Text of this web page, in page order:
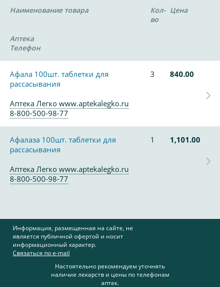
Наименование товара
Кол-
во
Цена
Аптека
Телефон
Афала 100шт. таблетки для
рассасывания
3 840.00
Аптека Легко www.aptekalegko.ru
8-800-500-98-77
Афалаза 100шт. таблетки для
рассасывания
1 1,101.00
Аптека Легко www.aptekalegko.ru
8-800-500-98-77
Информация, размещенная на сайте, не
является публичной офертой и носит
информационный характер.
Связаться по e-mail
Настоятельно рекомендуем уточнять
наличие лекарств и цены по телефонам
аптек.